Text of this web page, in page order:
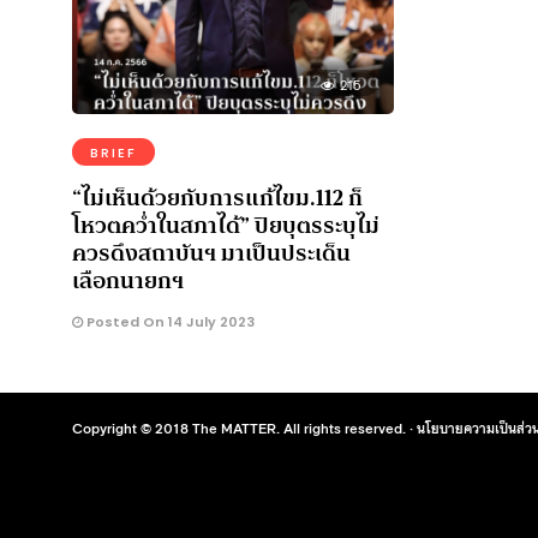
215
BRIEF
“ไม่เห็นด้วยกับการแก้ไขม.112 ก็
โหวตคว่ำในสภาได้” ปิยบุตรระบุไม่
ควรดึงสถาบันฯ มาเป็นประเด็น
เลือกนายกฯ
Posted On 14 July 2023
Copyright © 2018 The MATTER. All rights reserved. ·นโยบายความเป็นส่ว